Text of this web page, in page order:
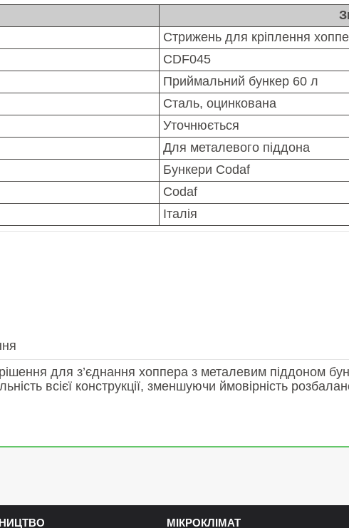
Стрижень для кріплення
CDF045
Приймальний бункер 60 л
Сталь, оцинкована
Уточнюється
Для металевого піддона
Бункери Codaf
Codaf
Італія
для з’єднання хоппера з металевим піддоном
всієї конструкції, зменшуючи ймовірність
МІКРОКЛІМАТ